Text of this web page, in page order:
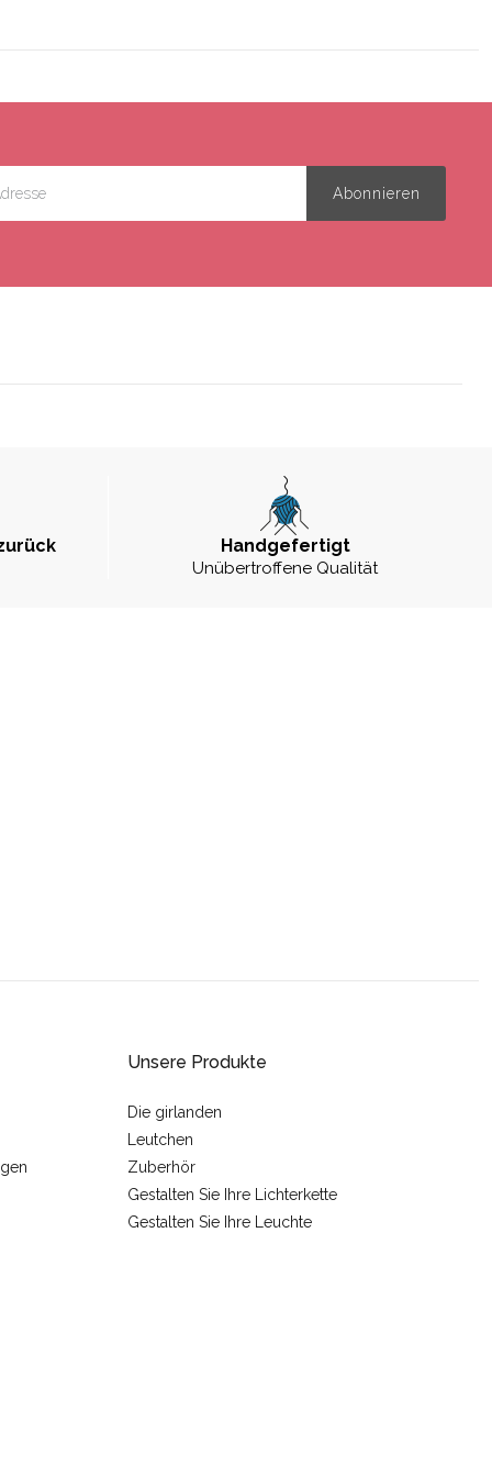
Handgefertigt
Unübertroffene Qualität
Unsere Produkte
Die girlanden
Leutchen
Zuberhör
Gestalten Sie Ihre Lichterkette
Gestalten Sie Ihre Leuchte